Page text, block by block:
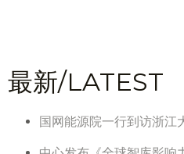
最新/LATEST
国网能源院一行到访浙江